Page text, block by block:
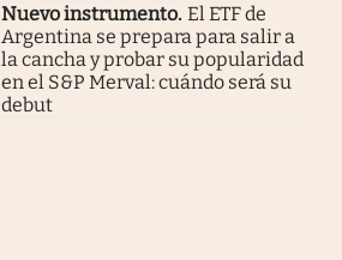
Nuevo instrumento. El ETF de
Argentina se prepara para salir a
la cancha y probar su popularidad
en el S&P Merval: cuándo será su
debut